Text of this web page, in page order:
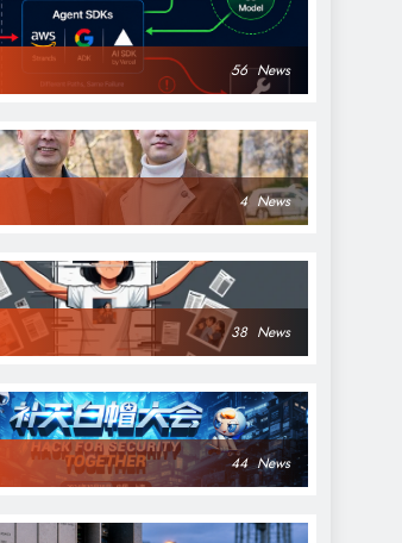
56 News
4 News
38 News
44 News